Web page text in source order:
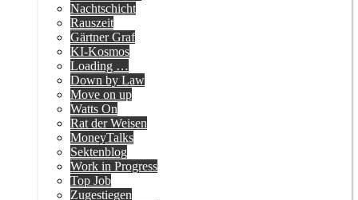
Nachtschicht
Rauszeit
Gärtner Graf
KI-Kosmos
Loading …
Down by Law
Move on up
Watts On
Rat der Weisen
MoneyTalks
Sektenblog
Work in Progress
Top Job
Zugestiegen